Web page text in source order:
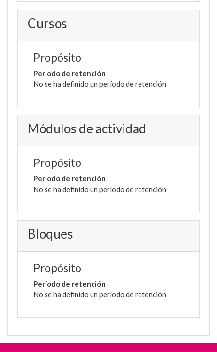
Cursos
Propósito
Período de retención
No se ha definido un período de retención
Módulos de actividad
Propósito
Período de retención
No se ha definido un período de retención
Bloques
Propósito
Período de retención
No se ha definido un período de retención